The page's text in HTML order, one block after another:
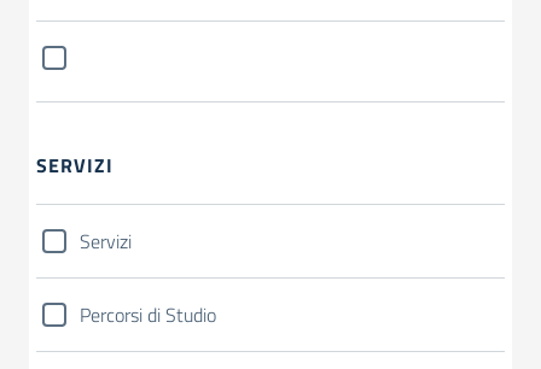
SERVIZI
Servizi
Percorsi di Studio